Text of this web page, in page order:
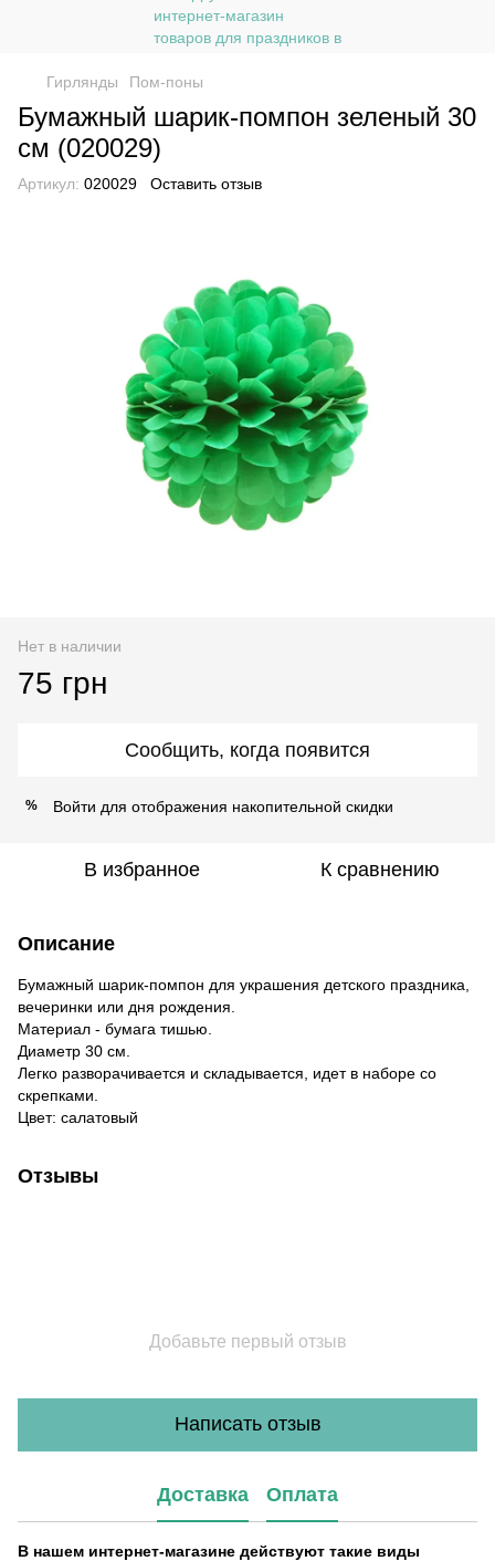
Гирлянды Пом-поны
Бумажный шарик-помпон зеленый 30
см (020029)
Артикул: 020029 Оставить отзыв
Нет в наличии
75 грн
Сообщить, когда появится
% Войти для отображения накопительной скидки
В избранное К сравнению
Описание
Бумажный шарик-помпон для украшения детского праздника,
вечеринки или дня рождения.
Материал - бумага тишью.
Диаметр 30 см.
Легко разворачивается и складывается, идет в наборе со
скрепками.
Цвет: салатовый
Отзывы
Добавьте первый отзыв
Написать отзыв
Доставка Оплата
В нашем интернет-магазине действуют такие виды